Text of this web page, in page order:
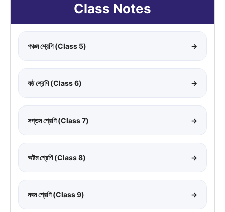
Class Notes
পঞ্চম শ্রেণি (Class 5) →
ষষ্ঠ শ্রেণি (Class 6) →
সপ্তম শ্রেণি (Class 7) →
অষ্টম শ্রেণি (Class 8) →
নবম শ্রেণি (Class 9) →